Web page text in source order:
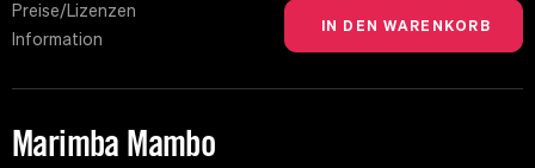
Preise/Lizenzen
Information
Marimba Mambo